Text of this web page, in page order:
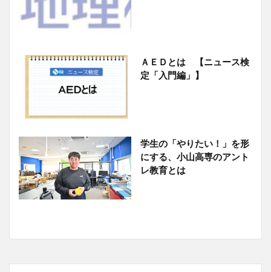
ＡＥＤとは 【ニュース検
定「入門編」】
学生の「やりたい！」を形
にする、小山高専のアント
レ教育とは